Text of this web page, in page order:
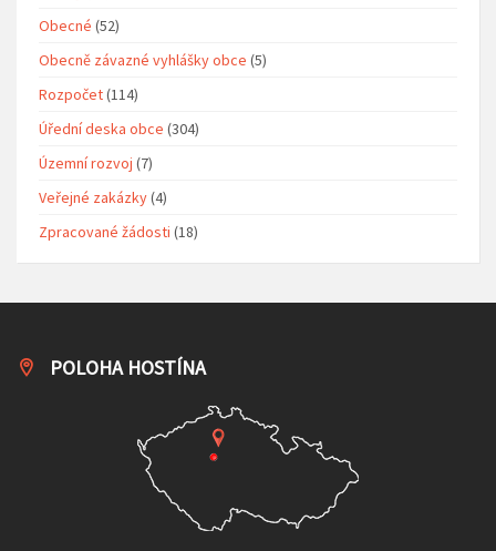
Obecné (52)
Obecně závazné vyhlášky obce (5)
Rozpočet(114)
Úřední deska obce (304)
Územní rozvoj (7)
Veřejné zakázky(4)
Zpracované žádosti (18)
POLOHA HOSTÍNA